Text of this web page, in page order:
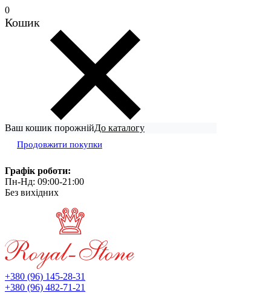
0
Кошик
Ваш кошик порожнійДо каталогу
Продовжити покупки
Графік роботи:
Пн-Нд: 09:00-21:00
Без вихідних
+380 (96) 145-28-31
+380 (96) 482-71-21